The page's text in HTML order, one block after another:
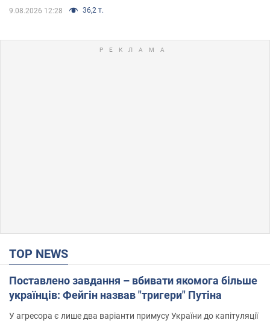
9.08.2026 12:28 36,2 т.
TOP NEWS
Поставлено завдання – вбивати якомога більше
українців: Фейгін назвав "тригери" Путіна
У агресора є лише два варіанти примусу України до капітуляції